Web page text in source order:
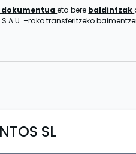
dokumentuaeta bere baldintzak
–rako transferitzeko
SL